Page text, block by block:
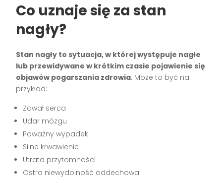
Co uznaje się za stan
nagły?
Stan nagły to sytuacja, w której występuje nagłe
lub przewidywane w krótkim czasie pojawienie się
objawów pogarszania zdrowia. Może to być na
przykład:
Zawał serca
Udar mózgu
Poważny wypadek
Silne krwawienie
Utrata przytomności
Ostra niewydolność oddechowa